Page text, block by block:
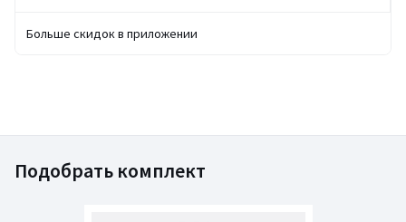
Больше скидок в приложении
Подобрать комплект